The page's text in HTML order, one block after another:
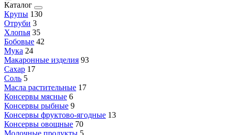
Каталог
Крупы 130
Отруби 3
Хлопья 35
Бобовые 42
Мука 24
Макаронные изделия 93
Сахар 17
Соль 5
Масла растительные 17
Консервы мясные 6
Консервы рыбные 9
Консервы фруктово-ягодные 13
Консервы овощные 70
Молочные продукты 5